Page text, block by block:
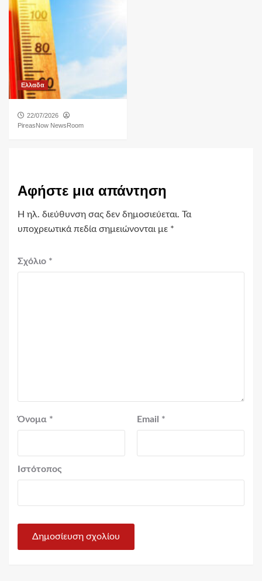
Ελλαδα
22/07/2026
PireasNow NewsRoom
Αφήστε μια απάντηση
Η ηλ. διεύθυνση σας δεν δημοσιεύεται. Τα
υποχρεωτικά πεδία σημειώνονται με *
Σχόλιο *
Όνομα * Email *
Ιστότοπος